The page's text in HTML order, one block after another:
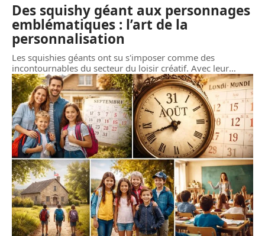
Des squishy géant aux personnages
emblématiques : l’art de la
personnalisation
Les squishies géants ont su s'imposer comme des
incontournables du secteur du loisir créatif. Avec leur…